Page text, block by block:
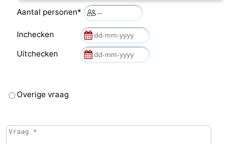
Het
Zwin
Contact
Aantal personen*
Inchecken
Uitchecken
Overige vraag